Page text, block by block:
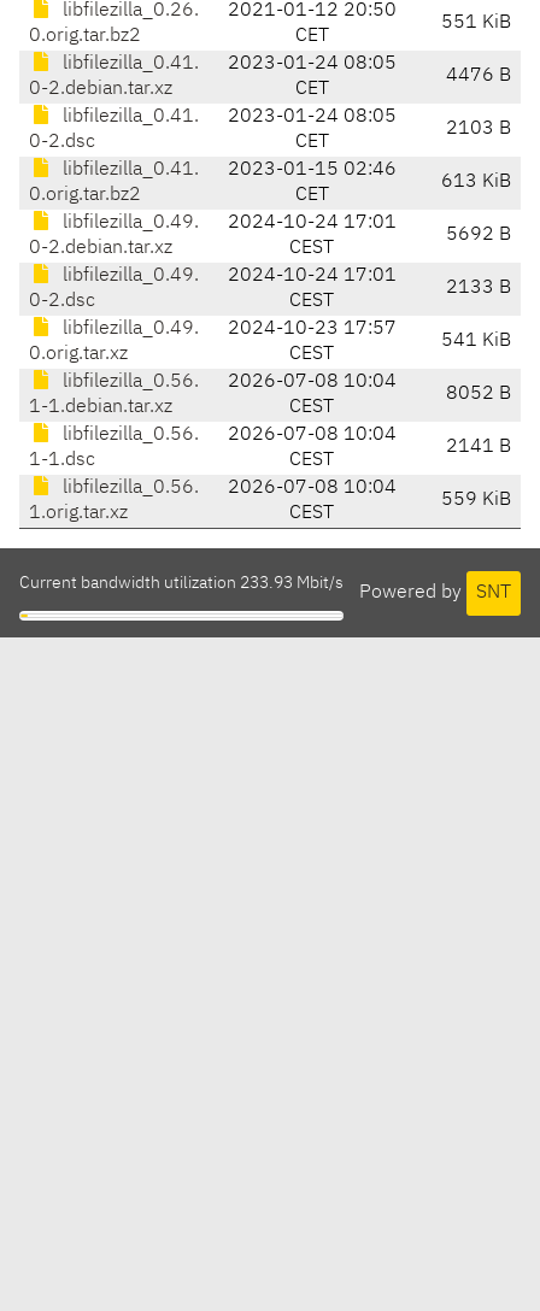
libfilezilla_0.26.
0.orig.tar.bz2
2021-01-12 20:50
CET
551 KiB
libfilezilla_0.41.
0-2.debian.tar.xz
2023-01-24 08:05
CET
4476 B
libfilezilla_0.41.
0-2.dsc
2023-01-24 08:05
CET
2103 B
libfilezilla_0.41.
0.orig.tar.bz2
2023-01-15 02:46
CET
613 KiB
libfilezilla_0.49.
0-2.debian.tar.xz
2024-10-24 17:01
CEST
5692 B
libfilezilla_0.49.
0-2.dsc
2024-10-24 17:01
CEST
2133 B
libfilezilla_0.49.
0.orig.tar.xz
2024-10-23 17:57
CEST
541 KiB
libfilezilla_0.56.
1-1.debian.tar.xz
2026-07-08 10:04
CEST
8052 B
libfilezilla_0.56.
1-1.dsc
2026-07-08 10:04
CEST
2141 B
libfilezilla_0.56.
1.orig.tar.xz
2026-07-08 10:04
CEST
559 KiB
Powered by SNT
Current bandwidth utilization 233.93 Mbit/s